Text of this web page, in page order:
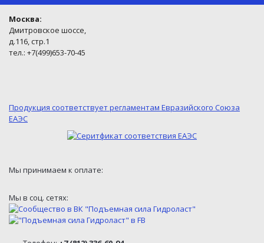
Москва:
Дмитровское шоссе,
д.116, стр.1
тел.: +7(499)653-70-45
Продукция соответствует регламентам Евразийского Союза
ЕАЭС
Мы принимаем к оплате:
Мы в соц. сетях: